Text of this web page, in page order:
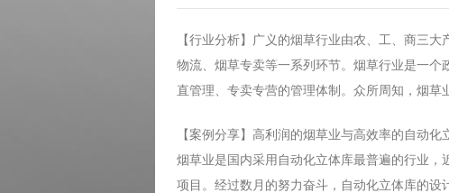
【行业分析】广义的烟草行业由农、工、商三
物流、烟草专卖等一系列环节。烟草行业是一
直管理、专卖专营的管理体制。众所周知，烟草
【案例分享】高利润的烟草业与高效率的自动化
烟草业是国内采用自动化立体库最普遍的行业，
项目。经过数月的努力奋斗，自动化立体库的